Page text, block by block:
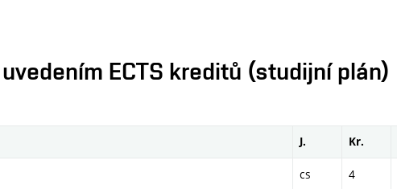
ECTS kreditů (studijní plán)
J. Kr.
cs 4